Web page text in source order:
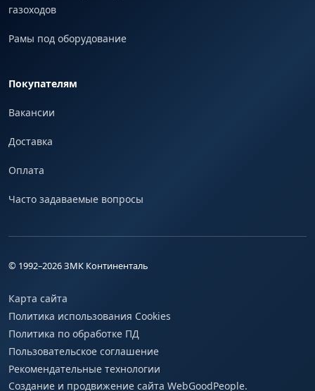
газоходов
Рамы под оборудование
Покупателям
Вакансии
Доставка
Оплата
Часто задаваемые вопросы
© 1992–2026ЗМК Континенталь
Карта сайта
Политика использования Cookies
Политика по обработке ПД
Пользовательское соглашение
Рекомендательные технологии
Создание и продвижение сайта WebGoodPeople.